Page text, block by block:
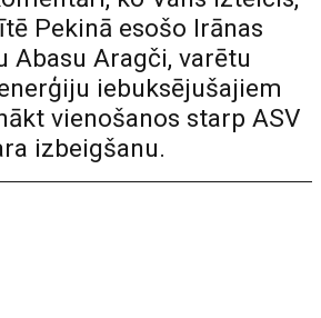
Pekinā esošo Irānas
Aragči, varētu
iebuksējušajiem
vienošanos starp ASV
izbeigšanu.